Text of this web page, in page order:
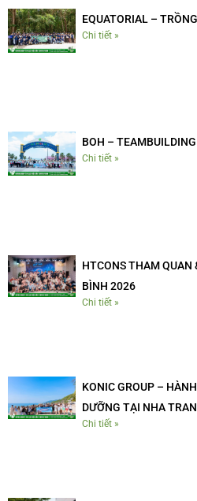
EQUATORIAL –
Chi tiết »
BOH –
Chi tiết »
HTCONS THAM QUAN
BÌNH 2026
Chi tiết »
KONIC GROUP –
DƯỠNG TẠI NHA
Chi tiết »